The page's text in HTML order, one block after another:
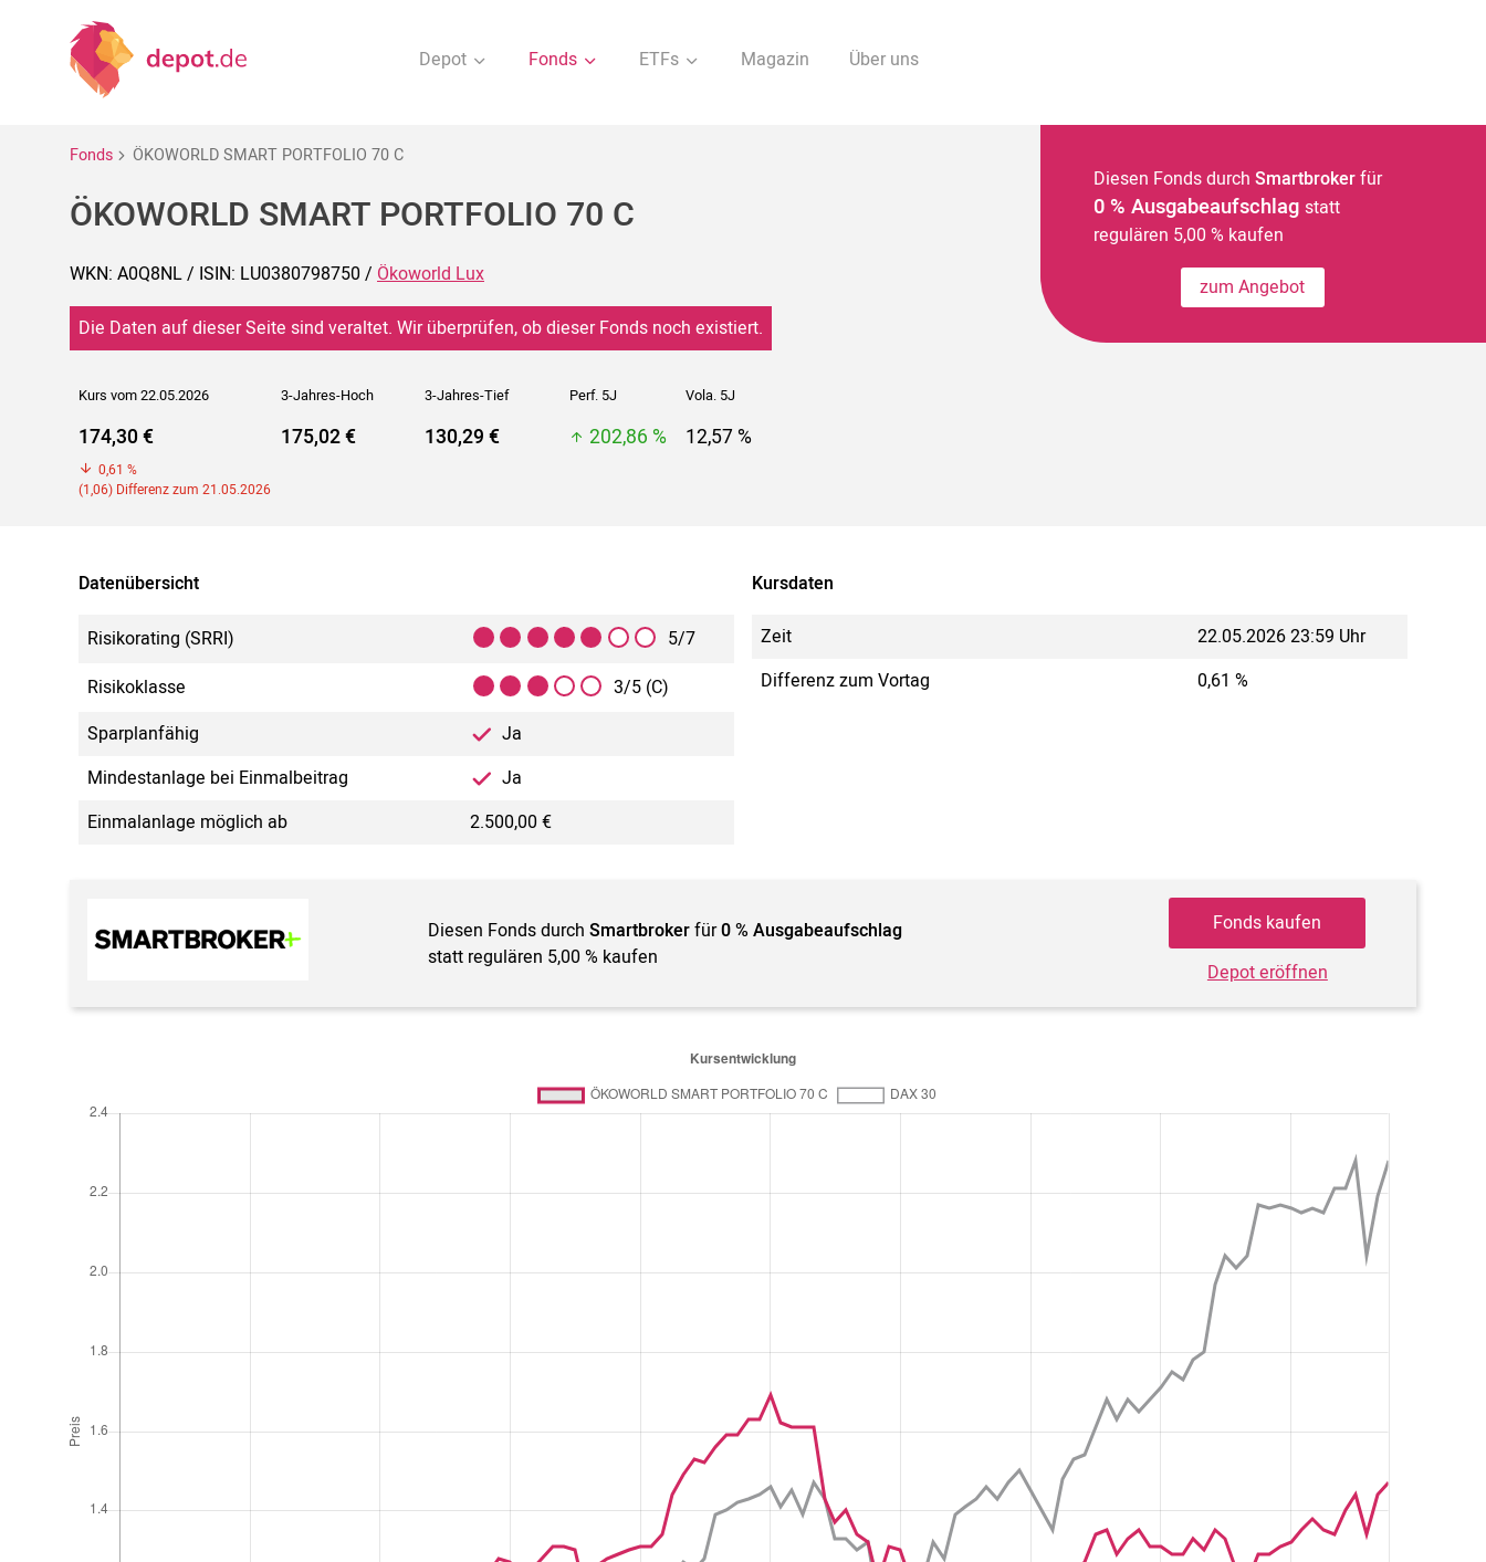
Depot Fonds ETFs Magazin Über uns
Fonds ÖKOWORLD SMART PORTFOLIO 70 C
ÖKOWORLD SMART PORTFOLIO 70 C
WKN: A0Q8NL / ISIN: LU0380798750 / Ökoworld Lux
Die Daten auf dieser Seite sind veraltet. Wir überprüfen, ob dieser Fonds noch existiert.
Kurs vom 22.05.2026 3-Jahres-Hoch 3-Jahres-Tief Perf. 5J Vola. 5J
174,30 €
0,61 %
(1,06) Differenz zum 21.05.2026
175,02 € 130,29 € 202,86 % 12,57 %
Diesen Fonds durch Smartbrokerfür
0 % Ausgabeaufschlag statt
regulären 5,00 % kaufen
zum Angebot
Datenübersicht
Risikorating (SRRI)
5/7
Risikoklasse
3/5 (C)
Sparplanfähig
Ja
Mindestanlage bei Einmalbeitrag
Ja
Einmalanlage möglich ab
2.500,00 €
Kursdaten
Zeit
22.05.2026 23:59 Uhr
Differenz zum Vortag
0,61 %
Diesen Fonds durchSmartbrokerfür0 % Ausgabeaufschlag
statt regulären 5,00 % kaufen
Fonds kaufen
Depot eröffnen